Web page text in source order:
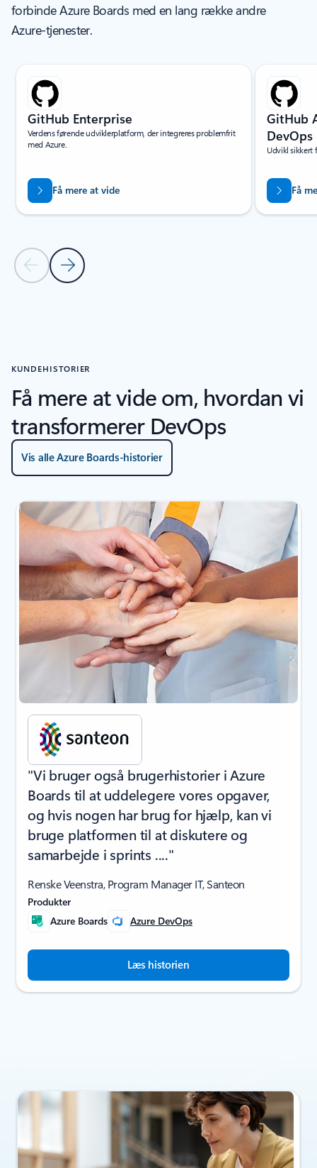
forbinde Azure Boards med en lang række andre
Azure-tjenester.
Viser slide 1 af 5
Forrige slideNæste slide
GitHub Enterprise
Verdens førende udviklerplatform, der integreres problemfrit
med Azure.
Få mere at vide
GitHub
DevOps
Udvikl sikkert
Få
KUNDEHISTORIER
Få mere at vide om, hvordan vi
transformerer DevOps
Vis alle Azure Boards-historier
"Vi bruger også brugerhistorier i Azure
Boards til at uddelegere vores opgaver,
og hvis nogen har brug for hjælp, kan vi
bruge platformen til at diskutere og
samarbejde i sprints ...."
Renske Veenstra, Program Manager IT, Santeon
Produkter
Azure Boards
Azure DevOps
Læs historien